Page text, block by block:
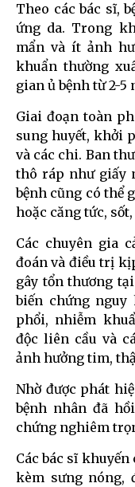
Theo các bác sĩ,
ứng da. Trong
mẩn và ít ảnh
khuẩn thường
gian ủ bệnh từ 2-5
Giai đoạn toàn
sung huyết, khởi
và các chi. Ban
thô ráp như giấy
bệnh cũng có thể
hoặc căng tức,
Các chuyên gia
đoán và điều trị
gây tổn thương
biến chứng nguy
phổi, nhiễm
độc liên cầu và
ảnh hưởng tim,
Nhờ được phát
bệnh nhân đã
chứng nghiêm
Các bác sĩ
kèm sưng nóng,